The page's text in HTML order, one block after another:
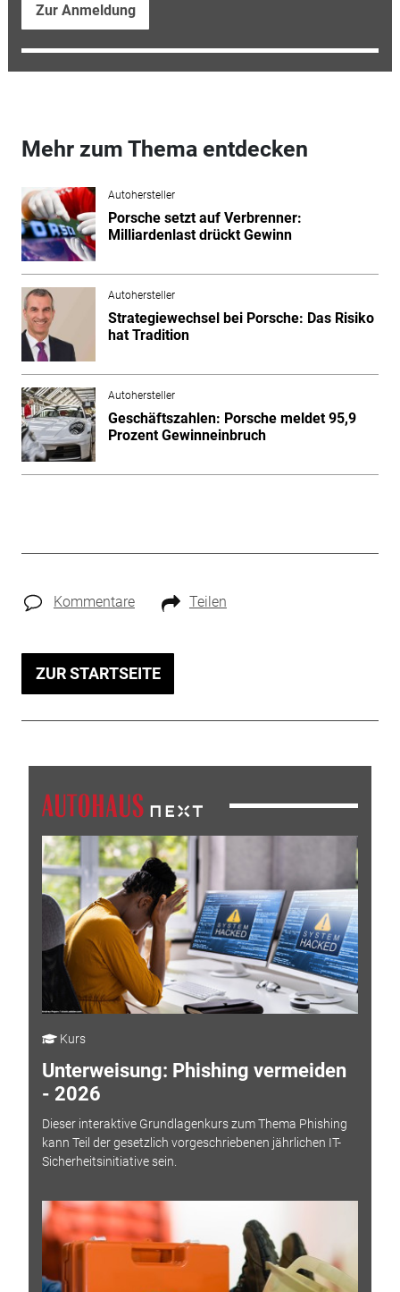
Zur Anmeldung
Mehr zum Thema entdecken
Autohersteller
Porsche setzt auf Verbrenner:
Milliardenlast drückt Gewinn
Autohersteller
Strategiewechsel bei Porsche: Das Risiko
hat Tradition
Autohersteller
Geschäftszahlen: Porsche meldet 95,9
Prozent Gewinneinbruch
Kommentare Teilen
ZUR STARTSEITE
Kurs
Unterweisung: Phishing vermeiden
- 2026
Dieser interaktive Grundlagenkurs zum Thema Phishing
kann Teil der gesetzlich vorgeschriebenen jährlichen IT-
Sicherheitsinitiative sein.